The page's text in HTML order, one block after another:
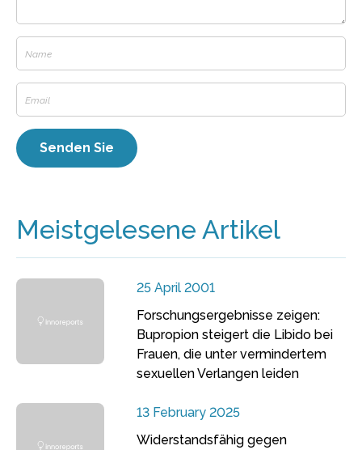
Meistgelesene Artikel
25 April 2001
Forschungsergebnisse zeigen:
Bupropion steigert die Libido bei
Frauen, die unter vermindertem
sexuellen Verlangen leiden
13 February 2025
Widerstandsfähig gegen